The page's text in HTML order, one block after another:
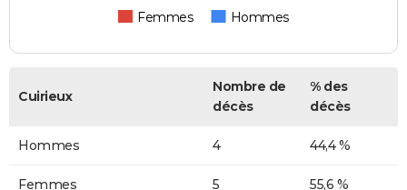
Femmes Hommes
Cuirieux
Nombre de
décès
% des
décès
Hommes 4 44,4 %
Femmes 5 55,6 %